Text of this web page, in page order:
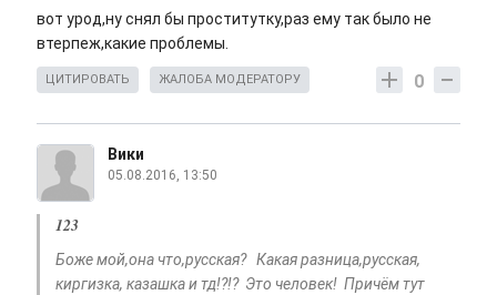
вот урод,ну снял бы проститутку,раз ему так было не
втерпеж,какие проблемы.
0
ЦИТИРОВАТЬ ЖАЛОБА МОДЕРАТОРУ
Вики
05.08.2016, 13:50
123
Боже мой,она что,русская? Какая разница,русская,
киргизка, казашка и тд!?!? Это человек! Причём тут